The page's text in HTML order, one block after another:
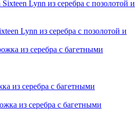
Lynn из серебра c позолотой и
из серебра с багетными